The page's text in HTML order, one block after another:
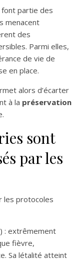
font partie des
menacent
des
Parmi elles,
de vie de
en place.
alors d’écarter
à la préservation
sont
par les
les protocoles
: extrêmement
fièvre,
Sa létalité atteint